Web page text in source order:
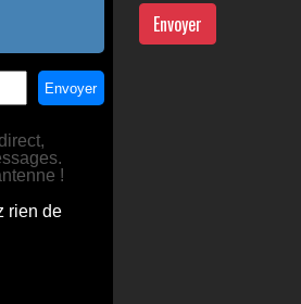
Envoyer